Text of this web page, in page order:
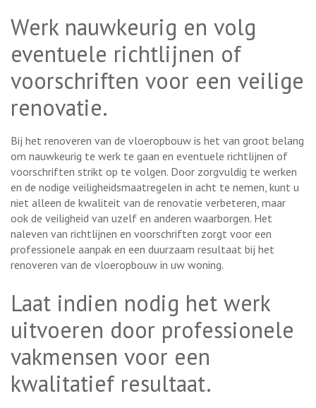
Werk nauwkeurig en volg
eventuele richtlijnen of
voorschriften voor een veilige
renovatie.
Bij het renoveren van de vloeropbouw is het van groot belang
om nauwkeurig te werk te gaan en eventuele richtlijnen of
voorschriften strikt op te volgen. Door zorgvuldig te werken
en de nodige veiligheidsmaatregelen in acht te nemen, kunt u
niet alleen de kwaliteit van de renovatie verbeteren, maar
ook de veiligheid van uzelf en anderen waarborgen. Het
naleven van richtlijnen en voorschriften zorgt voor een
professionele aanpak en een duurzaam resultaat bij het
renoveren van de vloeropbouw in uw woning.
Laat indien nodig het werk
uitvoeren door professionele
vakmensen voor een
kwalitatief resultaat.